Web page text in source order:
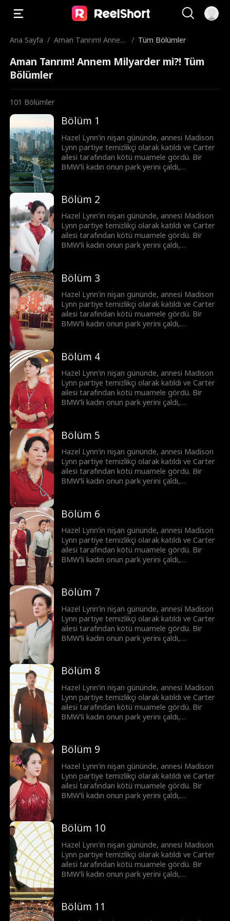
Ana Sayfa / Aman Tanrım! Annem
/ Tüm Bölümler
Aman Tanrım! Annem Milyarder mi?! Tüm
Bölümler
101 Bölümler
Bölüm 1
Hazel Lynn'in nişan gününde, annesi Madison
Lynn partiye temizlikçi olarak katıldı ve Carter
ailesi tarafından kötü muamele gördü. Bir
BMW'li kadın onun park yerini çaldı,
Madison daha sonra gerçek kimliğini açıkladı,
Wyatt Lowe, Miguel Patel ve Anthony Blake
milyarlarca değerinde çeyizle geldiler. Ardından
Madison, Pangea Group krizini çözerek
gücünü defalarca gösterdi. Sonunda, yabancı
sermayeden gelen tehditler nedeniyle Hazel'i
Bölüm 2
Hazel Lynn'in nişan gününde, annesi Madison
Lynn partiye temizlikçi olarak katıldı ve Carter
ailesi tarafından kötü muamele gördü. Bir
BMW'li kadın onun park yerini çaldı,
Madison daha sonra gerçek kimliğini açıkladı,
Wyatt Lowe, Miguel Patel ve Anthony Blake
milyarlarca değerinde çeyizle geldiler. Ardından
Madison, Pangea Group krizini çözerek
gücünü defalarca gösterdi. Sonunda, yabancı
sermayeden gelen tehditler nedeniyle Hazel'i
Bölüm 3
Hazel Lynn'in nişan gününde, annesi Madison
Lynn partiye temizlikçi olarak katıldı ve Carter
ailesi tarafından kötü muamele gördü. Bir
BMW'li kadın onun park yerini çaldı,
Madison daha sonra gerçek kimliğini açıkladı,
Wyatt Lowe, Miguel Patel ve Anthony Blake
milyarlarca değerinde çeyizle geldiler. Ardından
Madison, Pangea Group krizini çözerek
gücünü defalarca gösterdi. Sonunda, yabancı
sermayeden gelen tehditler nedeniyle Hazel'i
Bölüm 4
Hazel Lynn'in nişan gününde, annesi Madison
Lynn partiye temizlikçi olarak katıldı ve Carter
ailesi tarafından kötü muamele gördü. Bir
BMW'li kadın onun park yerini çaldı,
Madison daha sonra gerçek kimliğini açıkladı,
Wyatt Lowe, Miguel Patel ve Anthony Blake
milyarlarca değerinde çeyizle geldiler. Ardından
Madison, Pangea Group krizini çözerek
gücünü defalarca gösterdi. Sonunda, yabancı
sermayeden gelen tehditler nedeniyle Hazel'i
Bölüm 5
Hazel Lynn'in nişan gününde, annesi Madison
Lynn partiye temizlikçi olarak katıldı ve Carter
ailesi tarafından kötü muamele gördü. Bir
BMW'li kadın onun park yerini çaldı,
Madison daha sonra gerçek kimliğini açıkladı,
Wyatt Lowe, Miguel Patel ve Anthony Blake
milyarlarca değerinde çeyizle geldiler. Ardından
Madison, Pangea Group krizini çözerek
gücünü defalarca gösterdi. Sonunda, yabancı
sermayeden gelen tehditler nedeniyle Hazel'i
Bölüm 6
Hazel Lynn'in nişan gününde, annesi Madison
Lynn partiye temizlikçi olarak katıldı ve Carter
ailesi tarafından kötü muamele gördü. Bir
BMW'li kadın onun park yerini çaldı,
Madison daha sonra gerçek kimliğini açıkladı,
Wyatt Lowe, Miguel Patel ve Anthony Blake
milyarlarca değerinde çeyizle geldiler. Ardından
Madison, Pangea Group krizini çözerek
gücünü defalarca gösterdi. Sonunda, yabancı
sermayeden gelen tehditler nedeniyle Hazel'i
Bölüm 7
Hazel Lynn'in nişan gününde, annesi Madison
Lynn partiye temizlikçi olarak katıldı ve Carter
ailesi tarafından kötü muamele gördü. Bir
BMW'li kadın onun park yerini çaldı,
Madison daha sonra gerçek kimliğini açıkladı,
Wyatt Lowe, Miguel Patel ve Anthony Blake
milyarlarca değerinde çeyizle geldiler. Ardından
Madison, Pangea Group krizini çözerek
gücünü defalarca gösterdi. Sonunda, yabancı
sermayeden gelen tehditler nedeniyle Hazel'i
Bölüm 8
Hazel Lynn'in nişan gününde, annesi Madison
Lynn partiye temizlikçi olarak katıldı ve Carter
ailesi tarafından kötü muamele gördü. Bir
BMW'li kadın onun park yerini çaldı,
Madison daha sonra gerçek kimliğini açıkladı,
Wyatt Lowe, Miguel Patel ve Anthony Blake
milyarlarca değerinde çeyizle geldiler. Ardından
Madison, Pangea Group krizini çözerek
gücünü defalarca gösterdi. Sonunda, yabancı
sermayeden gelen tehditler nedeniyle Hazel'i
Bölüm 9
Hazel Lynn'in nişan gününde, annesi Madison
Lynn partiye temizlikçi olarak katıldı ve Carter
ailesi tarafından kötü muamele gördü. Bir
BMW'li kadın onun park yerini çaldı,
Madison daha sonra gerçek kimliğini açıkladı,
Wyatt Lowe, Miguel Patel ve Anthony Blake
milyarlarca değerinde çeyizle geldiler. Ardından
Madison, Pangea Group krizini çözerek
gücünü defalarca gösterdi. Sonunda, yabancı
sermayeden gelen tehditler nedeniyle Hazel'i
Bölüm 10
Hazel Lynn'in nişan gününde, annesi Madison
Lynn partiye temizlikçi olarak katıldı ve Carter
ailesi tarafından kötü muamele gördü. Bir
BMW'li kadın onun park yerini çaldı,
Madison daha sonra gerçek kimliğini açıkladı,
Wyatt Lowe, Miguel Patel ve Anthony Blake
Bölüm 11